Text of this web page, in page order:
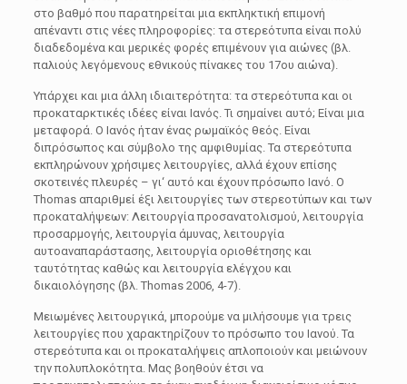
στο βαθμό που παρατηρείται μια εκπληκτική επιμονή
απέναντι στις νέες πληροφορίες: τα στερεότυπα είναι πολύ
διαδεδομένα και μερικές φορές επιμένουν για αιώνες (βλ.
παλιούς λεγόμενους εθνικούς πίνακες του 17ου αιώνα).
Υπάρχει και μια άλλη ιδιαιτερότητα: τα στερεότυπα και οι
προκαταρκτικές ιδέες είναι Ιανός. Τι σημαίνει αυτό; Είναι μια
μεταφορά. Ο Ιανός ήταν ένας ρωμαϊκός θεός. Είναι
διπρόσωπος και σύμβολο της αμφιθυμίας. Τα στερεότυπα
εκπληρώνουν χρήσιμες λειτουργίες, αλλά έχουν επίσης
σκοτεινές πλευρές – γι‘ αυτό και έχουν πρόσωπο Ιανό. Ο
Thomas απαριθμεί έξι λειτουργίες των στερεοτύπων και των
προκαταλήψεων: Λειτουργία προσανατολισμού, λειτουργία
προσαρμογής, λειτουργία άμυνας, λειτουργία
αυτοαναπαράστασης, λειτουργία οριοθέτησης και
ταυτότητας καθώς και λειτουργία ελέγχου και
δικαιολόγησης (βλ. Thomas 2006, 4-7).
Μειωμένες λειτουργικά, μπορούμε να μιλήσουμε για τρεις
λειτουργίες που χαρακτηρίζουν το πρόσωπο του Ιανού. Τα
στερεότυπα και οι προκαταλήψεις απλοποιούν και μειώνουν
την πολυπλοκότητα. Μας βοηθούν έτσι να